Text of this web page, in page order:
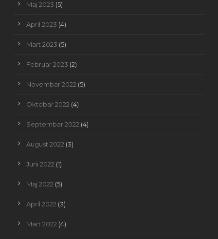
Maj 2023 (5)
April 2023 (4)
Mart 2023 (5)
Februar 2023 (2)
Novembar 2022 (5)
Oktobar 2022 (4)
Septembar 2022 (4)
August 2022 (3)
Juni 2022 (1)
Maj 2022 (5)
April 2022 (3)
Mart 2022 (4)